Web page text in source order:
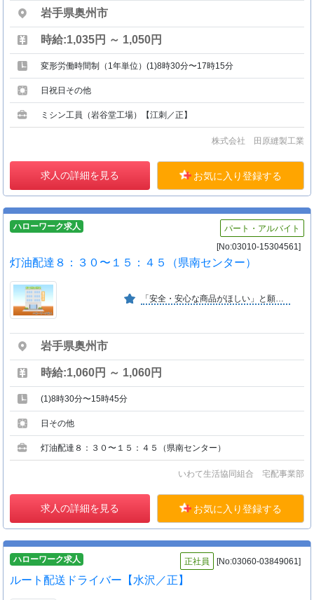
岩手県奥州市
時給:1,035円 ～ 1,050円
変形労働時間制（1年単位）(1)8時30分〜17時15分
日祝日その他
ミシン工員（岩谷堂工場）【江刺／正】
株式会社 田原縫製工業
求人の詳細を見る お気に入り登録する
ハローワーク求人
パート・アルバイト
[No:03010-15304561]
灯油配達８：３０〜１５：４５（県南センター）
「安全・安心な商品がほしい」と願うお母さんたちがお金（出資金）を出し合って作った協同組合。現在、組合員は３０万人と県内世帯の約半分が加入。事業高も４７６億円と年々拡大。
岩手県奥州市
時給:1,060円 ～ 1,060円
(1)8時30分〜15時45分
日その他
灯油配達８：３０〜１５：４５（県南センター）
いわて生活協同組合 宅配事業部
求人の詳細を見る お気に入り登録する
ハローワーク求人 正社員 [No:03060-03849061]
ルート配送ドライバー【水沢／正】